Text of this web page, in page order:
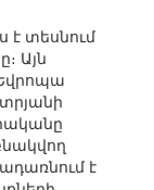
է տեսնում
Այն
է